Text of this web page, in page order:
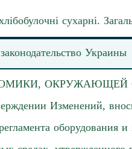
сухарні.
Украины
ОКРУЖАЮЩЕЙ
Изменений,
оборудования